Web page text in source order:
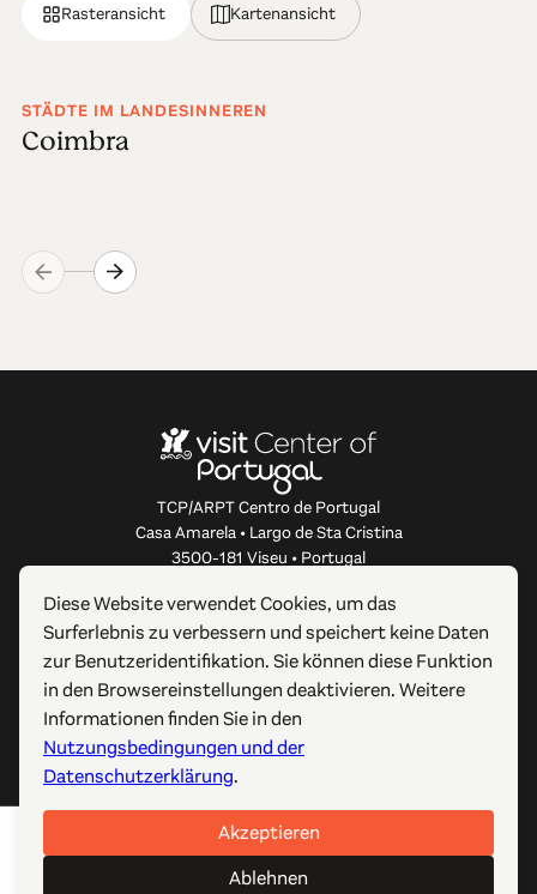
Rasteransicht Kartenansicht
STÄDTE IM LANDESINNEREN
Coimbra
TCP/ARPT Centro de Portugal
Casa Amarela • Largo de Sta Cristina
3500-181 Viseu • Portugal
ÜBER DIESE WEBSITE
NÜTZLICHE LINKS
FOLGEN SIE UNS
© 2012-2026 TCP/ARPT Centro de Portugal. Alle Rechte
GOMO Digital.
Diese Website verwendet Cookies, um das
Surferlebnis zu verbessern und speichert keine Daten
zur Benutzeridentifikation. Sie können diese Funktion
in den Browsereinstellungen deaktivieren. Weitere
Informationen finden Sie in den
Nutzungsbedingungen und der
Datenschutzerklärung.
Akzeptieren
Ablehnen